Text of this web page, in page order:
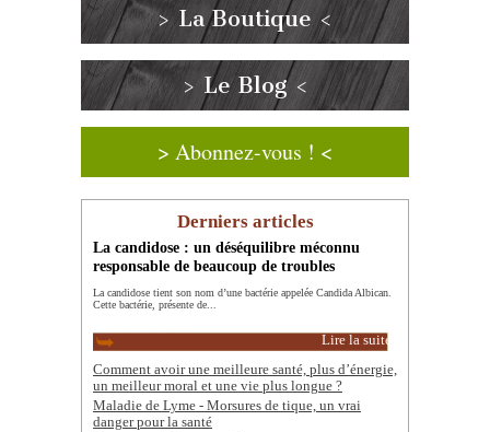
> La Boutique <
> Le Blog <
> Abonnez-vous ! <
Derniers articles
La candidose : un déséquilibre méconnu
responsable de beaucoup de troubles
La candidose tient son nom d’une bactérie appelée Candida Albican.
Cette bactérie, présente de...
Lire la suite
Comment avoir une meilleure santé, plus d’énergie,
un meilleur moral et une vie plus longue ?
Maladie de Lyme - Morsures de tique, un vrai
danger pour la santé